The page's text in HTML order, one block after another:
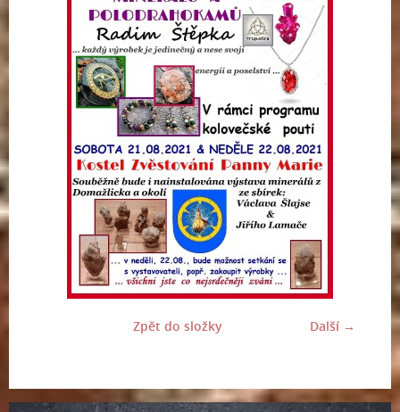
Další →
Zpět do složky